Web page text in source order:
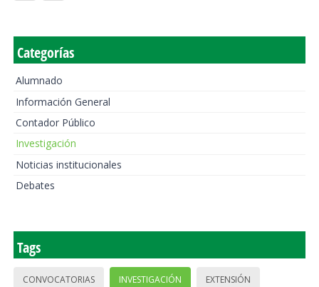
Categorías
Alumnado
Información General
Contador Público
Investigación
Noticias institucionales
Debates
Tags
CONVOCATORIAS INVESTIGACIÓN EXTENSIÓN